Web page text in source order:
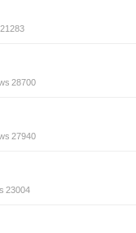
21283
28700
27940
23004